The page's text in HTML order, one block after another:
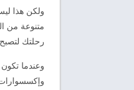
متنوعة من
رحلتك